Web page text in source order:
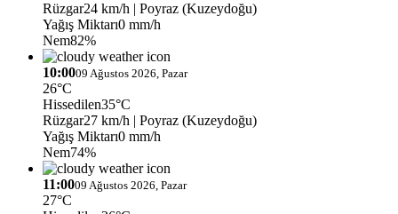
Rüzgar24 km/h | Poyraz (Kuzeydoğu)
Yağış Miktarı0 mm/h
Nem82%
10:0009 Ağustos 2026, Pazar
26°C
Hissedilen35°C
Rüzgar27 km/h | Poyraz (Kuzeydoğu)
Yağış Miktarı0 mm/h
Nem74%
11:0009 Ağustos 2026, Pazar
27°C